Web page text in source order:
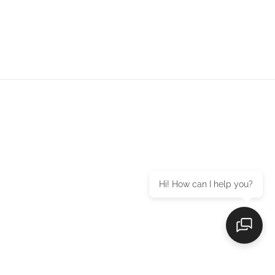
Hi! How can I help you?